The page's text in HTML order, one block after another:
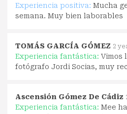
Experiencia positiva: Mucha
semana. Muy bien laborables
TOMÁS GARCÍA GÓMEZ 2
Experiencia fantástica: Vimos
fotógrafo Jordi Socias, muy
Ascensión Gómez De Cádiz
Experiencia fantástica: Mee